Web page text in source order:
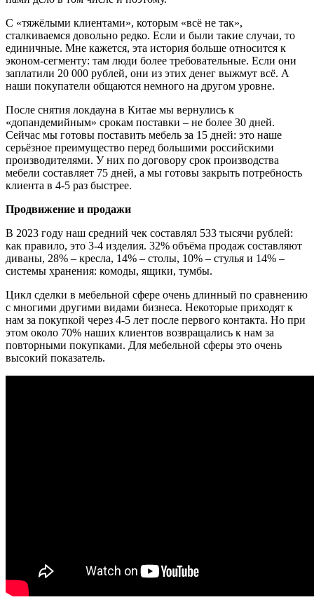
С «тяжёлыми клиентами», которым «всё не так»,
сталкиваемся довольно редко. Если и были такие случаи, то
единичные. Мне кажется, эта история больше относится к
эконом-сегменту: там люди более требовательные. Если они
заплатили 20 000 рублей, они из этих денег выжмут всё. А
наши покупатели общаются немного на другом уровне.
После снятия локдауна в Китае мы вернулись к
«допандемийным» срокам поставки – не более 30 дней.
Сейчас мы готовы поставить мебель за 15 дней: это наше
серьёзное преимущество перед большими российскими
производителями. У них по договору срок производства
мебели составляет 75 дней, а мы готовы закрыть потребность
клиента в 4-5 раз быстрее.
Продвижение и продажи
В 2023 году наш средний чек составлял 533 тысячи рублей:
как правило, это 3-4 изделия. 32% объёма продаж составляют
диваны, 28% – кресла, 14% – столы, 10% – стулья и 14% –
системы хранения: комоды, ящики, тумбы.
Цикл сделки в мебельной сфере очень длинный по сравнению
с многими другими видами бизнеса. Некоторые приходят к
нам за покупкой через 4-5 лет после первого контакта. Но при
этом около 70% наших клиентов возвращались к нам за
повторными покупками. Для мебельной сферы это очень
высокий показатель.